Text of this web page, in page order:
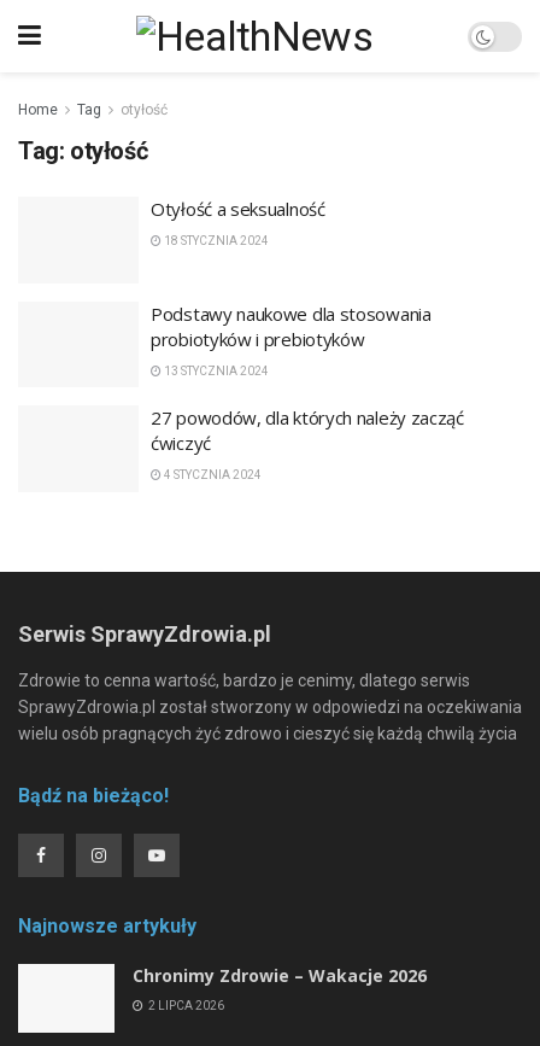
Home Tag otyłość
Tag: otyłość
Otyłość a seksualność
18 STYCZNIA 2024
Podstawy naukowe dla stosowania
probiotyków i prebiotyków
13 STYCZNIA 2024
27 powodów, dla których należy zacząć
ćwiczyć
4 STYCZNIA 2024
Serwis SprawyZdrowia.pl
Zdrowie to cenna wartość, bardzo je cenimy, dlatego serwis
SprawyZdrowia.pl został stworzony w odpowiedzi na oczekiwania
wielu osób pragnących żyć zdrowo i cieszyć się każdą chwilą życia
Bądź na bieżąco!
Najnowsze artykuły
Chronimy Zdrowie ­– Wakacje 2026
2 LIPCA 2026